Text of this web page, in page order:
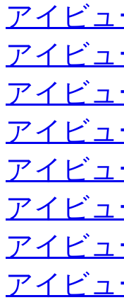
アイビ
アイビ
アイビ
アイビ
アイビ
アイビ
アイビ
アイビ